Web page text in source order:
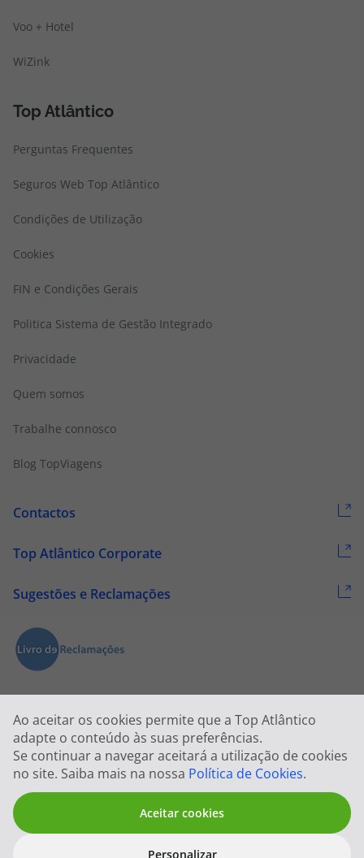
Ao aceitar os cookies permite que a Top Atlântico
adapte o conteúdo às suas preferências.
Se continuar a navegar aceitará a utilização de cookies
no site. Saiba mais na nossa Política de Cookies.
Aceitar cookies
Personalizar
Voo + Hotel
WiZink
Top Atlântico
Perguntas Frequentes
Seguros Web Top Atlântico
Condições de Utilização
Cookies
FIN e Condições Gerais
Politica Sistema de Gestão Integrado
Privacidade
Quem somos
Trabalhe connosco
Blog TopViagens
Contactos
Top Atlântico Corporate
Sugestões e Reclamações
2026 © Todos os direitos reservados:Top Atlântico, Viagens e Turismo